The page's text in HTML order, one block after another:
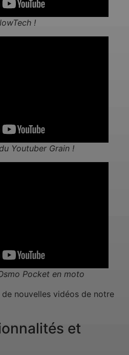
!
Youtuber Grain !
Pocket en moto
nouvelles vidéos de notre
et